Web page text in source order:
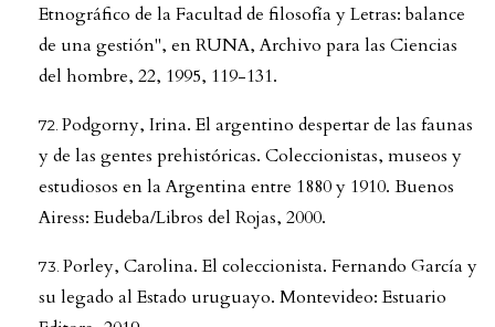
Etnográfico de la Facultad de filosofía y Letras: balance
de una gestión", en RUNA, Archivo para las Ciencias
del hombre, 22, 1995, 119-131.
Podgorny, Irina. El argentino despertar de las faunas
y de las gentes prehistóricas. Coleccionistas, museos y
estudiosos en la Argentina entre 1880 y 1910. Buenos
Airess: Eudeba/Libros del Rojas, 2000.
Porley, Carolina. El coleccionista. Fernando García y
su legado al Estado uruguayo. Montevideo: Estuario